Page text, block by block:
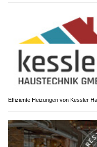
Effiziente Heizungen von Kessler